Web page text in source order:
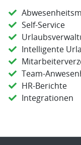
Self-Service
Intelligente
Team-
HR-Berichte
Integrationen